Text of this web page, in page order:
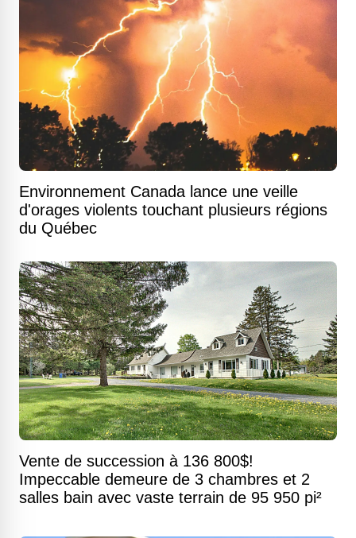
Environnement Canada lance une veille
d'orages violents touchant plusieurs régions
du Québec
Vente de succession à 136 800$!
Impeccable demeure de 3 chambres et 2
salles bain avec vaste terrain de 95 950 pi²